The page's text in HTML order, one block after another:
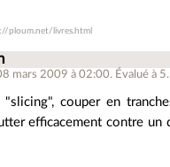
ploum.net/livres.html
mars 2009 à 02:00. Évalué à 5.
"slicing", couper en
efficacement contre un